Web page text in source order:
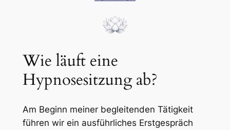
Wie läuft eine
Hypnosesitzung ab?
Am Beginn meiner begleitenden Tätigkeit
führen wir ein ausführliches Erstgespräch